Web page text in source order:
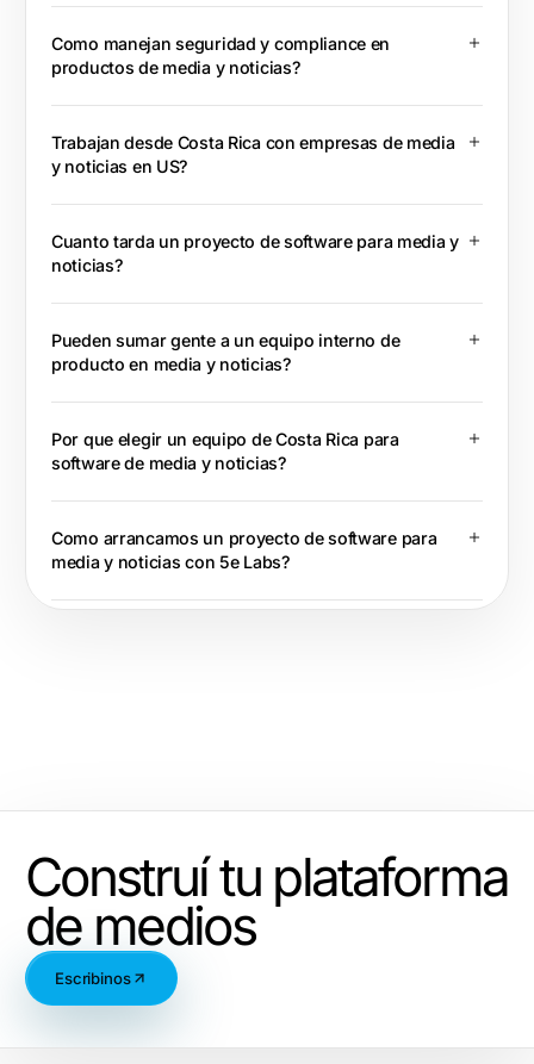
Como manejan seguridad y compliance en
productos de media y noticias?
Trabajan desde Costa Rica con empresas de media
y noticias en US?
Cuanto tarda un proyecto de software para media y
noticias?
Pueden sumar gente a un equipo interno de
producto en media y noticias?
Por que elegir un equipo de Costa Rica para
software de media y noticias?
Como arrancamos un proyecto de software para
media y noticias con 5e Labs?
Construí tu plataforma
de medios
Escribinos